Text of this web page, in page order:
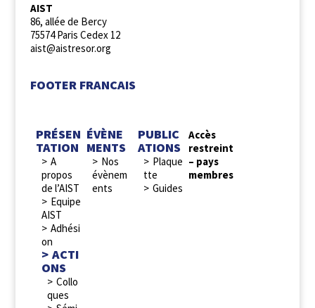
AIST
86, allée de Bercy
75574 Paris Cedex 12
aist@aistresor.org
FOOTER FRANCAIS
PRÉSEN
TATION
A
propos
de l’AIST
Equipe
AIST
Adhési
on
ACTI
ONS
Collo
ques
ÉVÈNE
MENTS
Nos
évènem
ents
PUBLIC
ATIONS
Plaque
tte
Guides
Accès
restreint
– pays
membres